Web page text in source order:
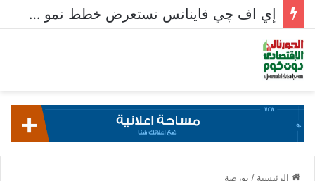
إي اف چي فاينانس تستعرض خطط نمو «بلد» لتعزيز حضورها في سوق تحويلات المصريين بالخارج
الرئيسية / بورصة